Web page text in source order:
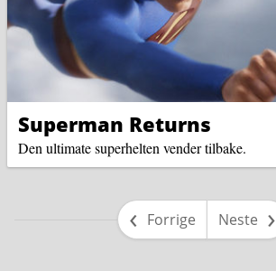
Superman Returns
Den ultimate superhelten vender tilbake.
ForrigesideNesteside